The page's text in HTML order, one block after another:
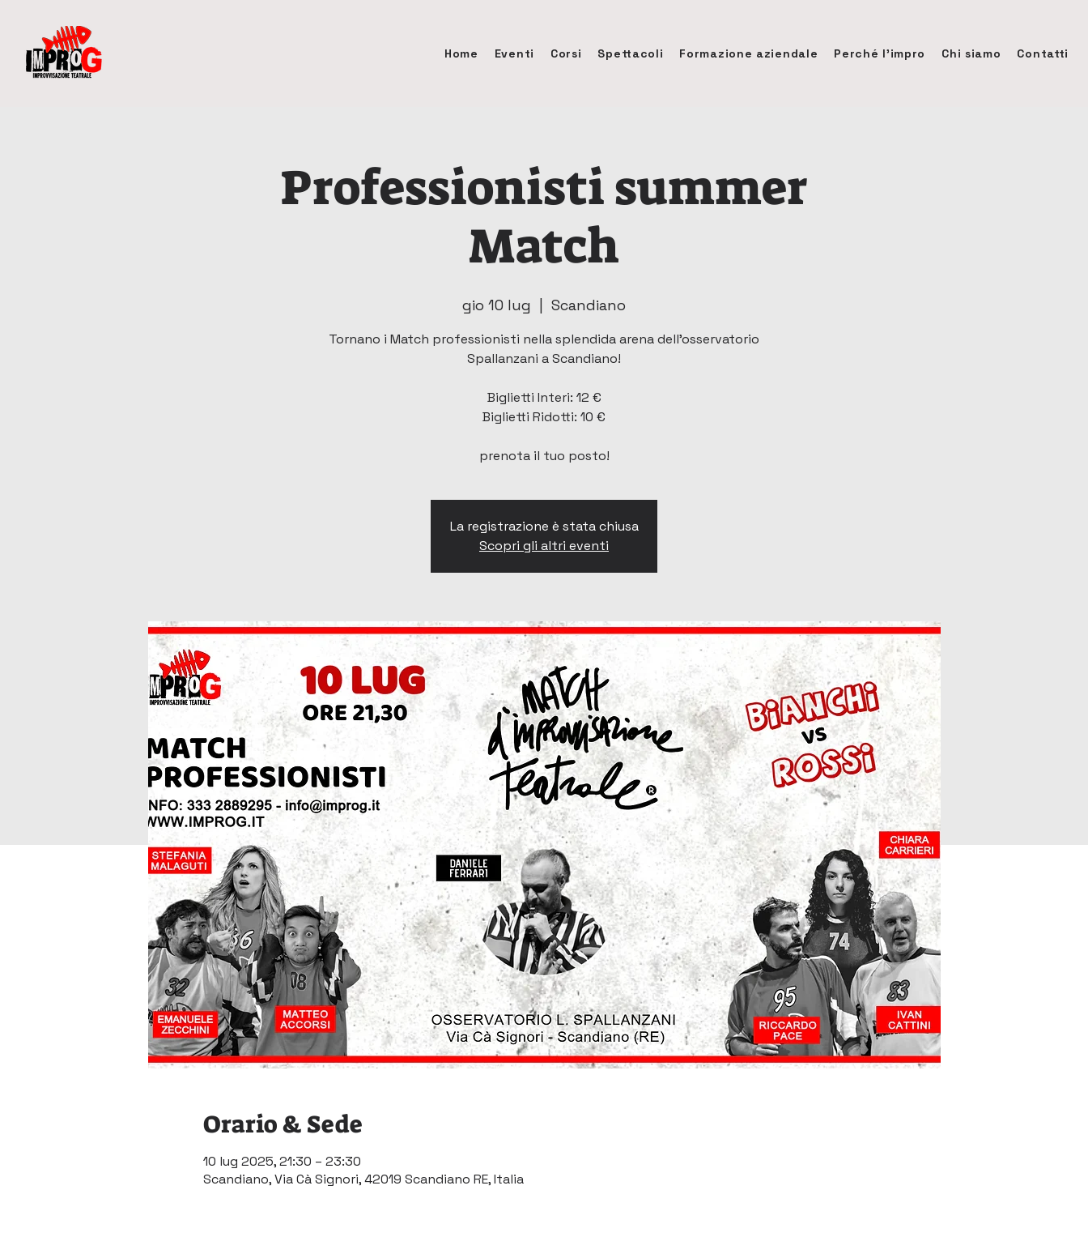
Home Eventi Corsi Spettacoli Formazione aziendale Perché l'impro Chi siamo Contatti
Professionisti summer
Match
gio 10 lug Scandiano
Tornano i Match professionisti nella splendida arena dell'osservatorio
Spallanzani a Scandiano!
Biglietti Interi: 12 €
Biglietti Ridotti: 10 €
prenota il tuo posto!
La registrazione è stata chiusa
Scopri gli altri eventi
Orario & Sede
10 lug 2025, 21:30 – 23:30
Scandiano, Via Cà Signori, 42019 Scandiano RE, Italia